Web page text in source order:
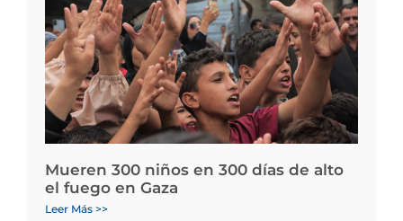
Mueren 300 niños en 300 días de alto
el fuego en Gaza
Leer Más >>